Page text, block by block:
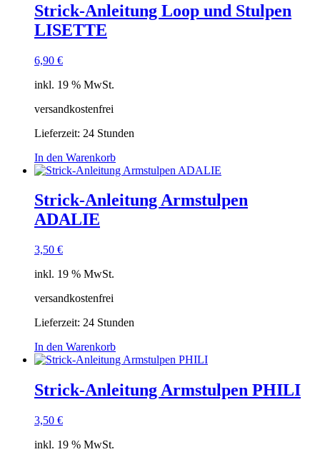
Strick-Anleitung Loop und Stulpen
LISETTE
6,90 €
inkl. 19 % MwSt.
versandkostenfrei
Lieferzeit: 24 Stunden
In den Warenkorb
Strick-Anleitung Armstulpen
ADALIE
3,50 €
inkl. 19 % MwSt.
versandkostenfrei
Lieferzeit: 24 Stunden
In den Warenkorb
Strick-Anleitung Armstulpen PHILI
3,50 €
inkl. 19 % MwSt.